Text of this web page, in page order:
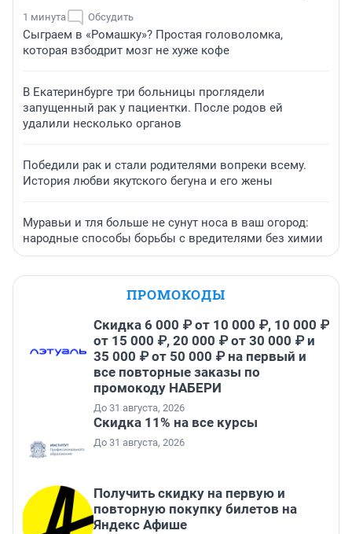
1 минута Обсудить
Сыграем в «Ромашку»? Простая головоломка,
которая взбодрит мозг не хуже кофе
В Екатеринбурге три больницы проглядели
запущенный рак у пациентки. После родов ей
удалили несколько органов
Победили рак и стали родителями вопреки всему.
История любви якутского бегуна и его жены
Муравьи и тля больше не сунут носа в ваш огород:
народные способы борьбы с вредителями без химии
ПРОМОКОДЫ
Скидка 6 000 ₽ от 10 000 ₽, 10 000 ₽
от 15 000 ₽, 20 000 ₽ от 30 000 ₽ и
35 000 ₽ от 50 000 ₽ на первый и
все повторные заказы по
промокоду НАБЕРИ
До 31 августа, 2026
Скидка 11% на все курсы
До 31 августа, 2026
Получить скидку на первую и
повторную покупку билетов на
Яндекс Афише